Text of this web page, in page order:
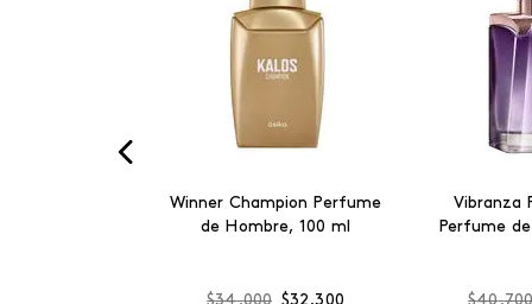
Winner Champion Perfume
de Hombre, 100 ml
Vibranza
Perfume